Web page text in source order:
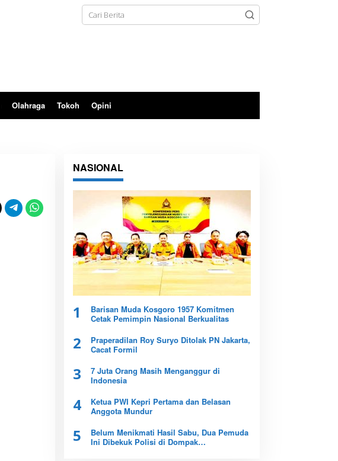
Olahraga Tokoh Opini
NASIONAL
1
Barisan Muda Kosgoro 1957 Komitmen
Cetak Pemimpin Nasional Berkualitas
2
Praperadilan Roy Suryo Ditolak PN Jakarta,
Cacat Formil
3
7 Juta Orang Masih Menganggur di
Indonesia
4
Ketua PWI Kepri Pertama dan Belasan
Anggota Mundur
5
Belum Menikmati Hasil Sabu, Dua Pemuda
Ini Dibekuk Polisi di Dompak